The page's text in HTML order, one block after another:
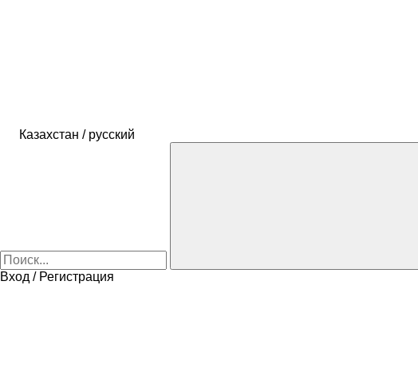
Казахстан / русский
Вход / Регистрация